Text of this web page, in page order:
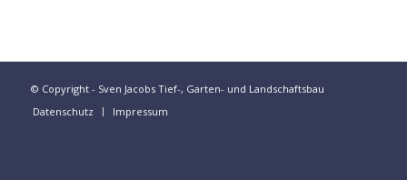
© Copyright - Sven Jacobs Tief-, Garten- und Landschaftsbau
Datenschutz
Impressum